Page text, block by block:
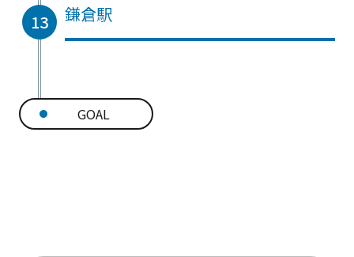
13 鎌倉駅
GOAL